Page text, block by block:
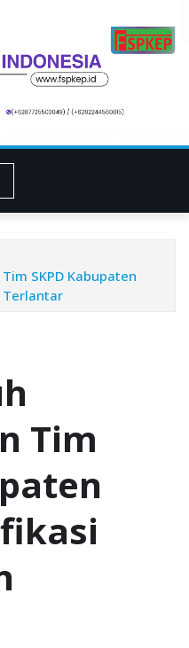
SKPD Kabupaten
Terlantar
Tim